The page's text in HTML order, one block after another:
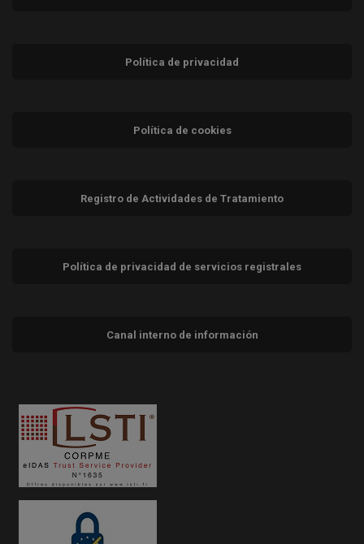
Política de privacidad
Política de cookies
Registro de Actividades de Tratamiento
Política de privacidad de servicios registrales
Canal interno de información